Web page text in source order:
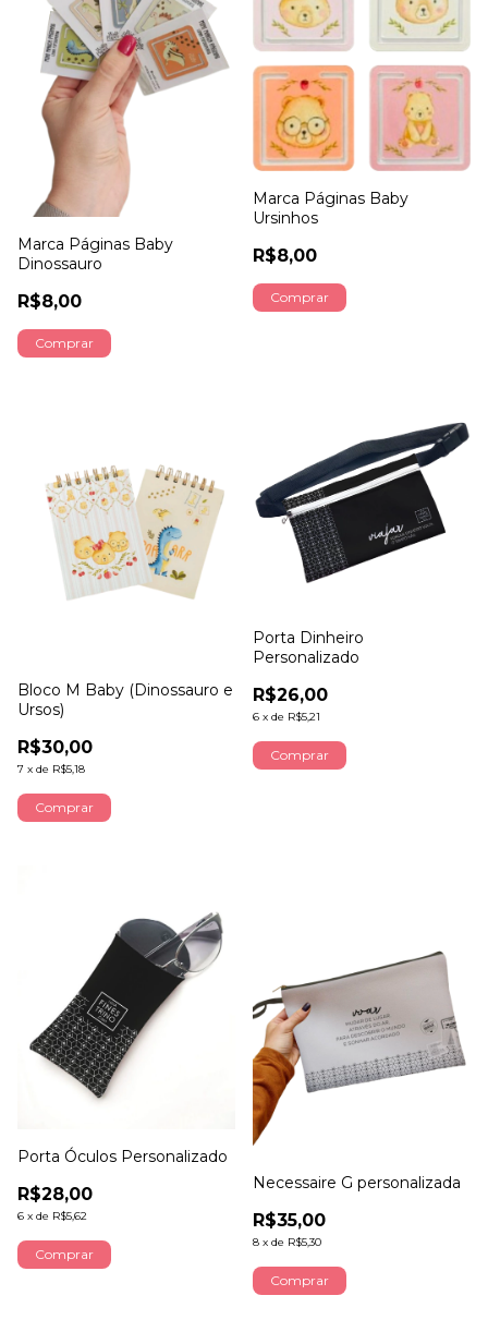
Marca Páginas Baby
Dinossauro
R$8,00
Comprar
Marca Páginas Baby
Ursinhos
R$8,00
Comprar
Bloco M Baby (Dinossauro e
Ursos)
R$30,00
7 x de R$5,18
Comprar
Porta Dinheiro
Personalizado
R$26,00
6 x de R$5,21
Porta Óculos Personalizado
R$28,00
6 x de R$5,62
Necessaire G personalizada
R$35,00
8 x de R$5,30